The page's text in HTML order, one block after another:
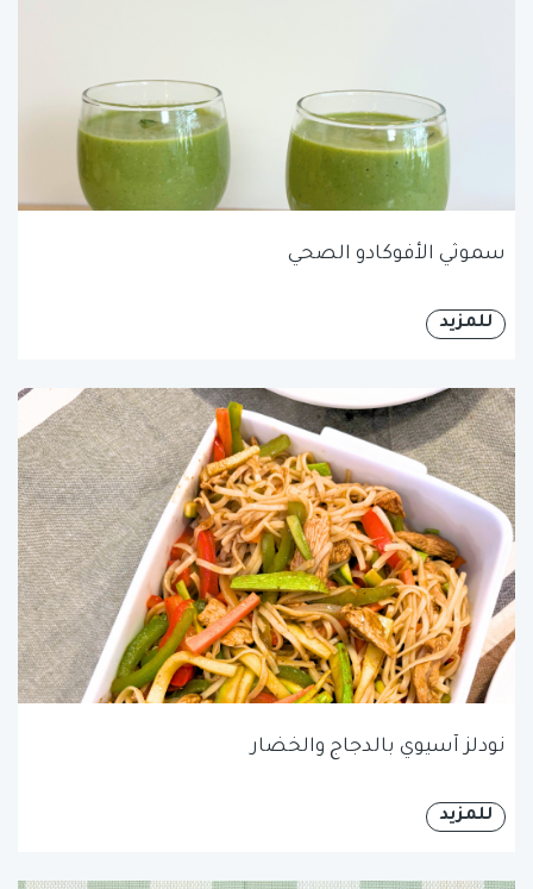
سموثي الأفوكادو الصحي
للمزيد
نودلز آسيوي بالدجاج والخضار
للمزيد